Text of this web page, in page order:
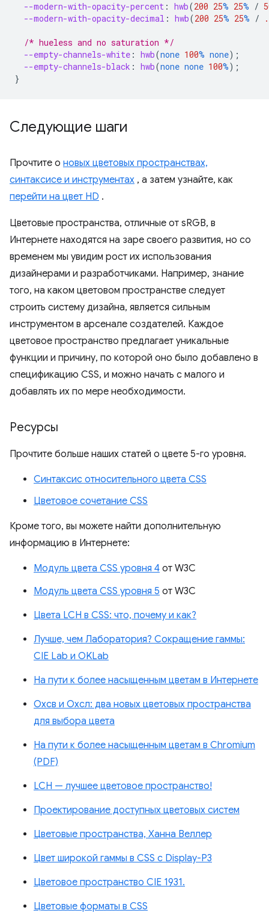
--modern-with-opacity-percent : hwb(200 25% 25% /
--modern-with-opacity-decimal : hwb(200 25% 25% /
/* hueless and no saturation */
--empty-channels-white : hwb(none 100% none);
--empty-channels-black : hwb(none none 100%);
}
Следующие шаги
Прочтите о новых цветовых пространствах,
синтаксисе и инструментах , а затем узнайте, как
перейти на цвет HD .
Цветовые пространства, отличные от sRGB, в
Интернете находятся на заре своего развития, но со
временем мы увидим рост их использования
дизайнерами и разработчиками. Например, знание
того, на каком цветовом пространстве следует
строить систему дизайна, является сильным
инструментом в арсенале создателей. Каждое
цветовое пространство предлагает уникальные
функции и причину, по которой оно было добавлено в
спецификацию CSS, и можно начать с малого и
добавлять их по мере необходимости.
Ресурсы
Прочтите больше наших статей о цвете 5-го уровня.
Синтаксис относительного цвета CSS
Цветовое сочетание CSS
Кроме того, вы можете найти дополнительную
информацию в Интернете:
Модуль цвета CSS уровня 4 от W3C
Модуль цвета CSS уровня 5 от W3C
Цвета LCH в CSS: что, почему и как?
Лучше, чем Лаборатория? Сокращение гаммы:
CIE Lab и OKLab
На пути к более насыщенным цветам в Интернете
Охсв и Охсл: два новых цветовых пространства
для выбора цвета
На пути к более насыщенным цветам в Chromium
(PDF)
LCH — лучшее цветовое пространство!
Проектирование доступных цветовых систем
Цветовые пространства, Ханна Веллер
Цвет широкой гаммы в CSS с Display-P3
Цветовое пространство CIE 1931.
Цветовые форматы в CSS